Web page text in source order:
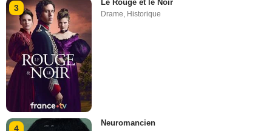
3
Le Rouge et le Noir
Drame, Historique
4
Neuromancien